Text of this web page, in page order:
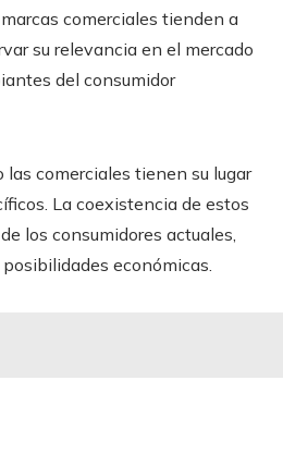
comerciales tienden a
su relevancia en el mercado
del consumidor
las comerciales tienen su lugar
La coexistencia de estos
los consumidores actuales,
económicas.